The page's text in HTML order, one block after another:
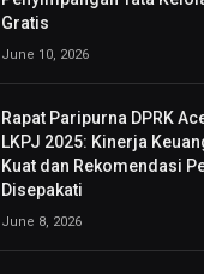
Gratis
June 10, 2026
Rapat Paripurna DPRK
LKPJ 2025: Kinerja
Kuat dan Rekomendasi
Disepakati
June 8, 2026